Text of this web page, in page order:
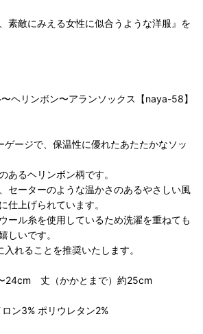
素敵にみえる女性に似合うような洋服』を
ヘリンボン〜アランソックス【naya-58】
ージで、保温性に優れたあたたかなソッ
あるヘリンボン柄です。
セーターのような温かさのあるやさしい風
仕上げられています。
ール糸を使用しているため洗濯を重ねても
しいです。
れることを推奨いたします。
24cm 丈（かかとまで）約25cm
ン3% ポリウレタン2%